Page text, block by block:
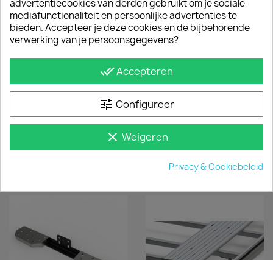
Zwart Raamrooster
Mercedes Sprinter L2-L3
€ 139,15
Eén-Trede RVS Bumper
Opstap
advertentiecookies van derden gebruikt om je sociale-
mediafunctionaliteit en persoonlijke advertenties te
bieden. Accepteer je deze cookies en de bijbehorende
verwerking van je persoonsgegevens?
done_allAccepteren
tune Configureer
clear Weigeren
Privacy & Cookiebeleid